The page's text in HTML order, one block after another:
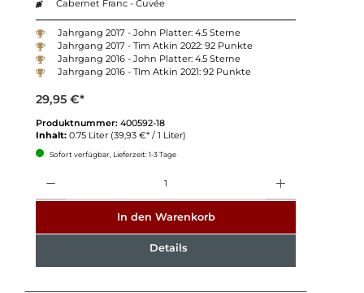
Cabernet Franc - Cuvée
Jahrgang 2017 - John Platter: 4.5 Sterne
Jahrgang 2017 - Tim Atkin 2022: 92 Punkte
Jahrgang 2016 - John Platter: 4.5 Sterne
Jahrgang 2016 - TIm Atkin 2021: 92 Punkte
29,95 €*
Produktnummer: 400592-18
Inhalt: 0.75 Liter (39,93 €* / 1 Liter)
Sofort verfügbar, Lieferzeit: 1-3 Tage
In den Warenkorb
Details